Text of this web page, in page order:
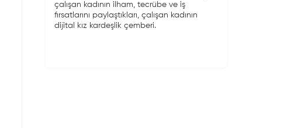
çalışan kadının ilham, tecrübe ve iş
fırsatlarını paylaştıkları, çalışan kadının
dijital kız kardeşlik çemberi.